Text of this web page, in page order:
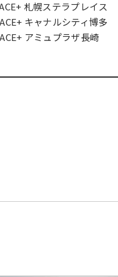
札幌ステラプレイス
キャナルシティ博多
アミュプラザ長崎